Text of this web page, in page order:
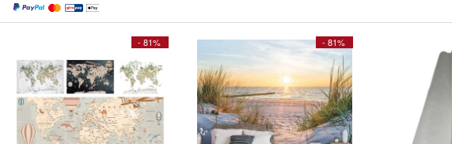
- 81% - 81%